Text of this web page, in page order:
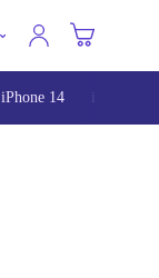
iPhone 14 iPhone 15